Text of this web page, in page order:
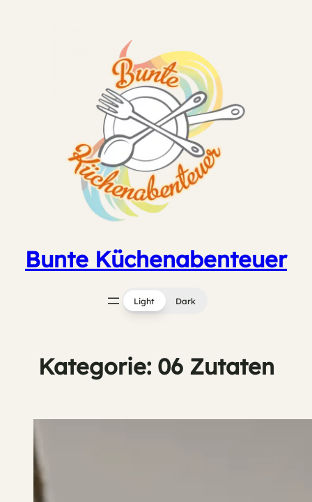
Bunte Küchenabenteuer
Light Dark
Kategorie: 06 Zutaten